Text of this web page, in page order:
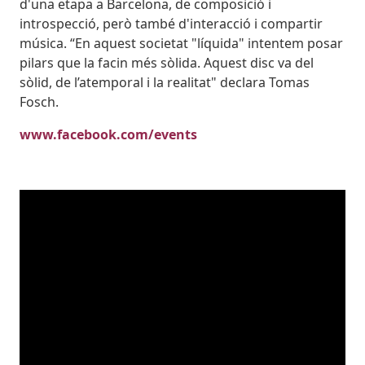
d'una etapa a Barcelona, de composició i
introspecció, però també d'interacció i compartir
música. “En aquest societat "líquida" intentem posar
pilars que la facin més sòlida. Aquest disc va del
sòlid, de l’atemporal i la realitat" declara Tomas
Fosch.
www.facebook.com/events